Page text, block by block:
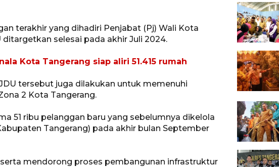
terakhir yang dihadiri Penjabat (Pj) Wali Kota
selesai pada akhir Juli 2024.
Kota Tangerang siap aliri 51.415 rumah
tersebut juga dilakukan untuk memenuhi
2 Kota Tangerang.
51 ribu pelanggan baru yang sebelumnya dikelola
Tangerang) pada akhir bulan September
mendorong proses pembangunan infrastruktur